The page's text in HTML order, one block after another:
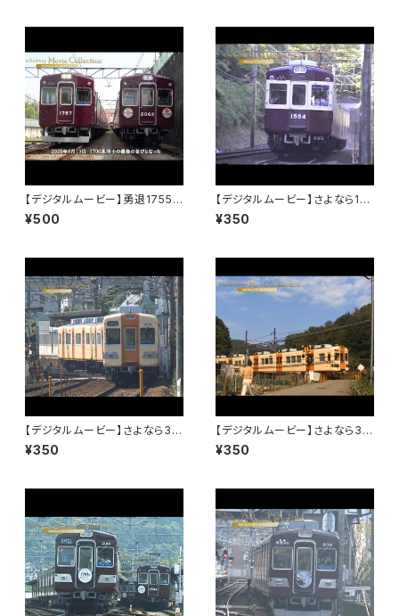
【デジタルムービー】勇退1755
～能勢電鉄を支えた君に感謝～
¥500
【デジタルムービー】さよなら15
00系～1983年～2016年 33
年間の活躍～PART-1
¥350
【デジタルムービー】さよなら31
00系～僕は君を忘れない～PA
RT-1
¥350
【デジタルムービー】さよなら31
00系～僕は君を忘れない～PA
RT-2
¥350